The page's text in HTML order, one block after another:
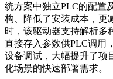
统方案中独立PLC的配置
构、降低了安装成本，更
时，该驱动器支持解析多
直接存入参数供PLC调用
设备调试，大幅提升了项
化场景的快速部署需求。